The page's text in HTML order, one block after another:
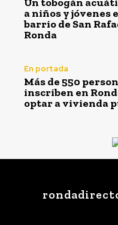
a niños y jóvenes
barrio de San
Ronda
En portada
Más de 550
inscriben en
optar a vivienda